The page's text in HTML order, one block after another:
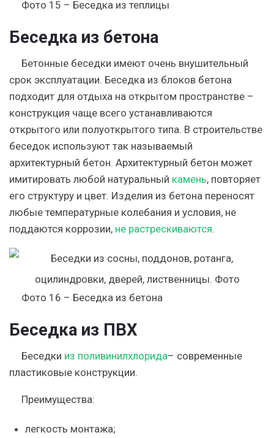
Фото 15 – Беседка из теплицы
Беседка из бетона
Бетонные беседки имеют очень внушительный
срок эксплуатации. Беседка из блоков бетона
подходит для отдыха на открытом пространстве –
конструкция чаще всего устанавливаются
открытого или полуоткрытого типа. В строительстве
беседок используют так называемый
архитектурный бетон. Архитектурный бетон может
имитировать любой натуральный камень, повторяет
его структуру и цвет. Изделия из бетона переносят
любые температурные колебания и условия, не
поддаются коррозии, не растрескиваются.
Фото 16 – Беседка из бетона
Беседка из ПВХ
Беседки из поливинилхлорида– современные
пластиковые конструкции.
Преимущества:
легкость монтажа;